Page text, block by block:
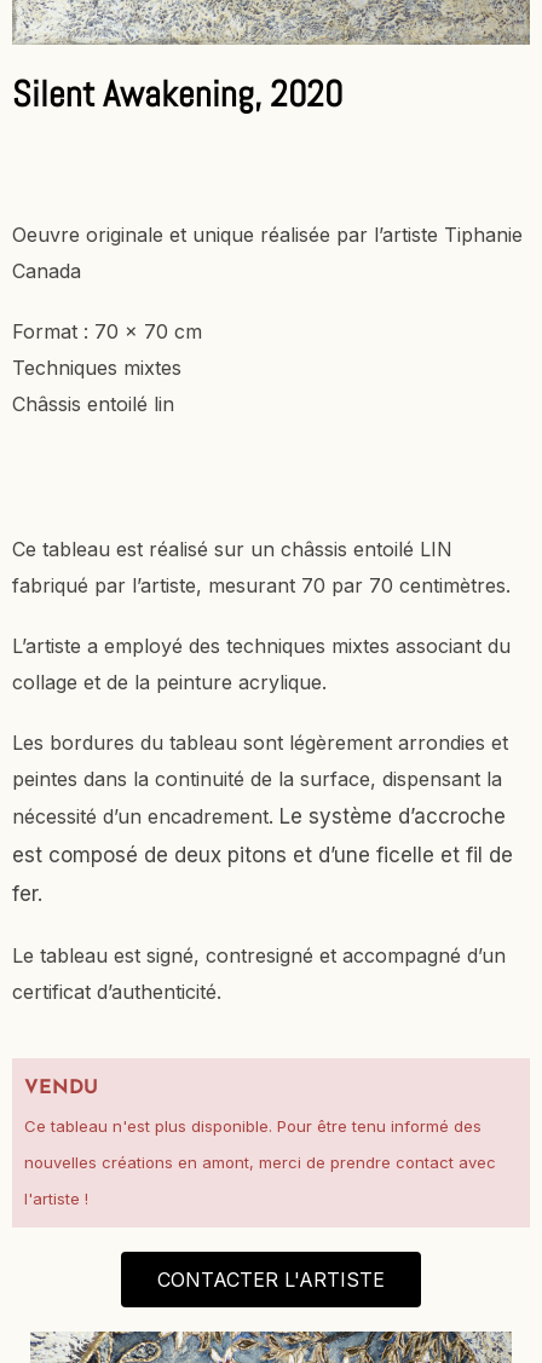
Silent Awakening, 2020
Oeuvre originale et unique réalisée par l’artiste Tiphanie
Canada
Format : 70 x 70 cm
Techniques mixtes
Châssis entoilé lin
Ce tableau est réalisé sur un châssis entoilé LIN
fabriqué par l’artiste, mesurant 70 par 70 centimètres.
L’artiste a employé des techniques mixtes associant du
collage et de la peinture acrylique.
Les bordures du tableau sont légèrement arrondies et
peintes dans la continuité de la surface, dispensant la
nécessité d’un encadrement. Le système d’accroche
est composé de deux pitons et d’une ficelle et fil de
fer.
Le tableau est signé, contresigné et accompagné d’un
certificat d’authenticité.
VENDU
Ce tableau n'est plus disponible. Pour être tenu informé des
nouvelles créations en amont, merci de prendre contact avec
l'artiste !
CONTACTER L'ARTISTE